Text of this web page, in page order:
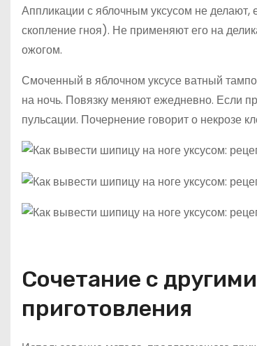
Аппликации с яблочным уксусом не
скопление гноя). Не применяют его на
ожогом.
Смоченный в яблочном уксусе ватный
на ночь. Повязку меняют ежедневно. Если
пульсации. Почернение говорит о некрозе
Сочетание с
приготовления